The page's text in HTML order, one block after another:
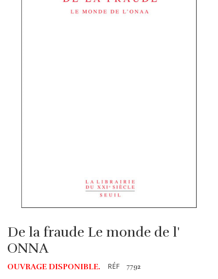
De la fraude Le monde de l'
ONNA
OUVRAGE DISPONIBLE. RÉF 7792